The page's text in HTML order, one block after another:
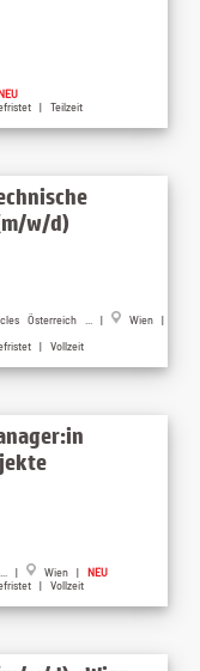
| Teilzeit
w/d)
Österreich ... |
Wien |
| Vollzeit
... | Wien | NEU
| Vollzeit